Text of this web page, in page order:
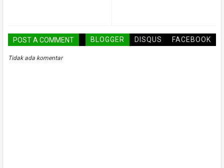
POST A COMMENT BLOGGER DISQUS FACEBOOK
Tidak ada komentar